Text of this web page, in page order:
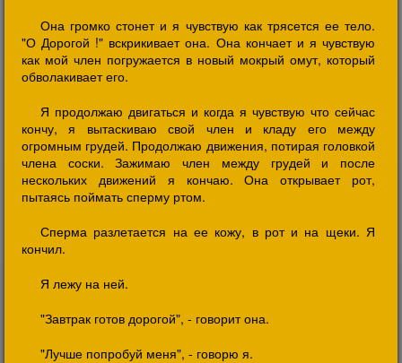
Она громко стонет и я чувствую как трясется ее тело.
"О Дорогой !" вскрикивает она. Она кончает и я чувствую
как мой член погружается в новый мокрый омут, который
обволакивает его.
Я продолжаю двигаться и когда я чувствую что сейчас
кончу, я вытаскиваю свой член и кладу его между
огромным грудей. Продолжаю движения, потирая головкой
члена соски. Зажимаю член между грудей и после
нескольких движений я кончаю. Она открывает рот,
пытаясь поймать сперму ртом.
Сперма разлетается на ее кожу, в рот и на щеки. Я
кончил.
Я лежу на ней.
"Завтрак готов дорогой", - говорит она.
"Лучше попробуй меня", - говорю я.